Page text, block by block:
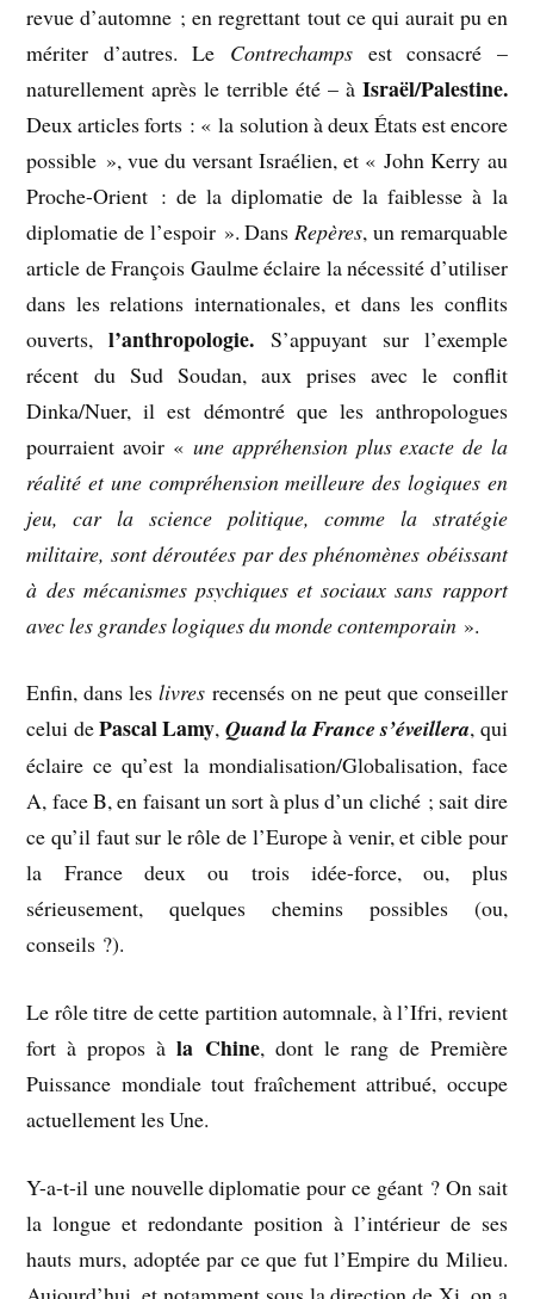
revue d’automne ; en regrettant tout ce qui aurait pu en
mériter d’autres.Le Contrechamps est consacré –
naturellement après le terrible été – àIsraël/Palestine.
Deux articles forts : « la solution à deux États est encore
possible », vue du versant Israélien, et « John Kerry au
Proche-Orient : de la diplomatie de la faiblesse à la
diplomatie de l’espoir ». Dans Repères, un remarquable
article de François Gaulme éclaire la nécessité d’utiliser
dans les relations internationales, et dans les conflits
ouverts,l’anthropologie. S’appuyant sur l’exemple
récent du Sud Soudan, aux prises avec le conflit
Dinka/Nuer, il est démontré que les anthropologues
pourraient avoir «une appréhension plus exacte de la
réalité et une compréhension meilleure des logiques en
jeu, car la science politique, comme la stratégie
militaire, sont déroutées par des phénomènes obéissant
à des mécanismes psychiques et sociaux sans rapport
avec les grandes logiques du monde contemporain ».
Enfin, dans les livres recensés on ne peut que conseiller
celui dePascal Lamy, Quand la France s’éveillera, qui
éclaire ce qu’est la mondialisation/Globalisation, face
A, face B, en faisant un sort à plus d’un cliché ; sait dire
ce qu’il faut sur le rôle de l’Europe à venir, et cible pour
la France deux ou trois idée-force, ou, plus
sérieusement, quelques chemins possibles (ou,
conseils ?).
Le rôle titre de cette partition automnale, à l’Ifri, revient
fort à propos àla Chine, dont le rang de Première
Puissance mondiale tout fraîchement attribué, occupe
actuellement les Une.
Y-a-t-il une nouvelle diplomatie pour ce géant ? On sait
la longue et redondante position à l’intérieur de ses
hauts murs, adoptée par ce que fut l’Empire du Milieu.